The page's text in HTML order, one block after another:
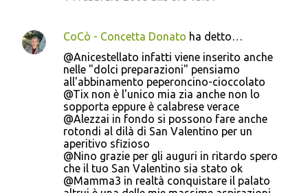
CoCò - Concetta Donato ha detto…
@Anicestellato infatti viene inserito anche
nelle "dolci preparazioni" pensiamo
all'abbinamento peperoncino-cioccolato
@Tix non è l'unico mia zia anche non lo
sopporta eppure è calabrese verace
@Alezzai in fondo si possono fare anche
rotondi al dilà di San Valentino per un
aperitivo sfizioso
@Nino grazie per gli auguri in ritardo spero
che il tuo San Valentino sia stato ok
@Mamma3 in realtà conquistare il palato